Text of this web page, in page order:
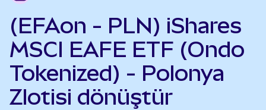
(EFAon - PLN) iShares
MSCI EAFE ETF (Ondo
Tokenized) - Polonya
Zlotisi dönüştür